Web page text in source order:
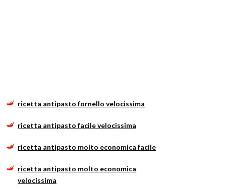
ricetta antipasto fornello velocissima
ricetta antipasto facile velocissima
ricetta antipasto molto economica facile
ricetta antipasto molto economica
velocissima